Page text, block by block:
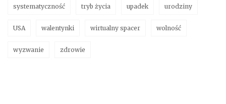
systematyczność tryb życia upadek urodziny
USA walentynki wirtualny spacer wolność
wyzwanie zdrowie